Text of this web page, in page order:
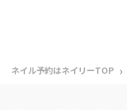
ネイル予約はネイリーTOP ›